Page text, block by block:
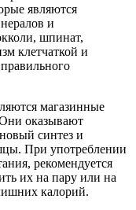
являются
и
шпинат,
клетчаткой и
магазинные
оказывают
синтез и
При употреблении
рекомендуется
их на пару или на
калорий.